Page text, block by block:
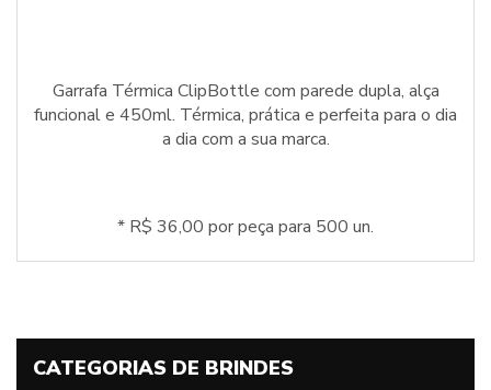
Garrafa Térmica ClipBottle com parede dupla, alça
funcional e 450ml. Térmica, prática e perfeita para o dia
a dia com a sua marca.
* R$ 36,00 por peça para 500 un.
CATEGORIAS DE BRINDES